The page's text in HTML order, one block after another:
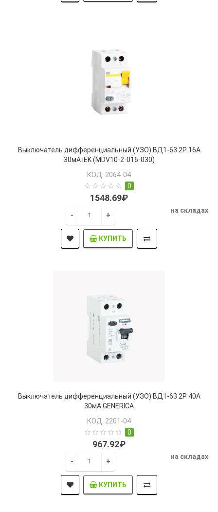
Выключатель дифференциальный (УЗО) ВД1-63 2Р 16А
30мА IEK (MDV10-2-016-030)
КОД: 2064-04
0
1548.69₽
- +
на складах
КУПИТЬ
Выключатель дифференциальный (УЗО) ВД1-63 2Р 40А
30мА GENERICA
КОД: 2201-04
0
967.92₽
- +
на складах
КУПИТЬ